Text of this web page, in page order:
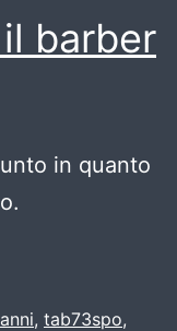
barber
in quanto
, tab73spo,